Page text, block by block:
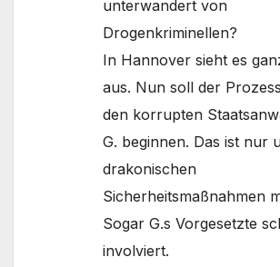
unterwandert von
Drogenkriminellen?
In Hannover sieht es
aus. Nun soll der
den korrupten
G. beginnen. Das ist nur
drakonischen
Sicherheitsmaßnahmen
Sogar G.s Vorgesetzte
involviert.